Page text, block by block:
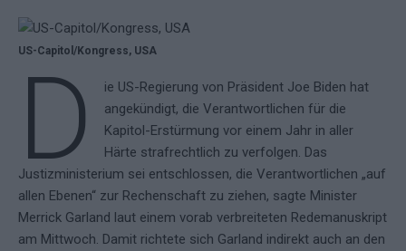
US-Capitol/Kongress, USA
D
ie US-Regierung von Präsident Joe Biden hat
angekündigt, die Verantwortlichen für die
Kapitol-Erstürmung vor einem Jahr in aller
Härte strafrechtlich zu verfolgen. Das
Justizministerium sei entschlossen, die Verantwortlichen „auf
allen Ebenen“ zur Rechenschaft zu ziehen, sagte Minister
Merrick Garland laut einem vorab verbreiteten Redemanuskript
am Mittwoch. Damit richtete sich Garland indirekt auch an den